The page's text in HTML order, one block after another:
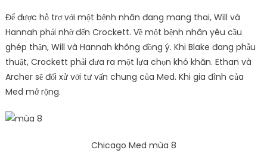
Để được hỗ trợ với một bệnh nhân đang mang thai, Will và
Hannah phải nhờ đến Crockett. Về một bệnh nhân yêu cầu
ghép thận, Will và Hannah không đồng ý. Khi Blake đang phẫu
thuật, Crockett phải đưa ra một lựa chọn khó khăn. Ethan và
Archer sẽ đối xử với tư vấn chung của Med. Khi gia đình của
Med mở rộng.
Chicago Med mùa 8